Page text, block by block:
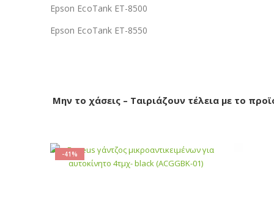
Epson EcoTank ET-8500
Epson EcoTank ET-8550
Μην το χάσεις – Ταιριάζουν τέλεια με το
-41%